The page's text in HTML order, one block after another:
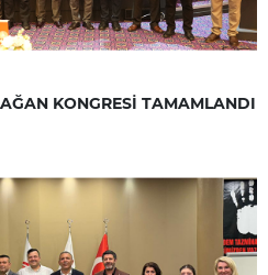
KONGRESİ TAMAMLANDI